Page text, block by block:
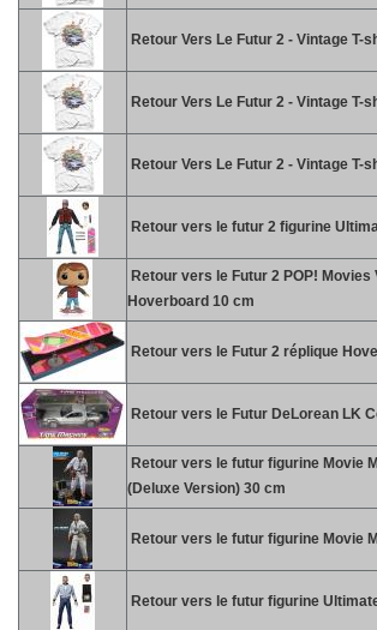
Retour Vers Le Futur 2 - Vintage T-
Retour Vers Le Futur 2 - Vintage T-
Retour Vers Le Futur 2 - Vintage T-
Retour vers le futur 2 figurine
Retour vers le Futur 2 POP!
Hoverboard 10 cm
Retour vers le Futur 2 réplique
Retour vers le Futur DeLorean LK
Retour vers le futur figurine Movie
(Deluxe Version) 30 cm
Retour vers le futur figurine Movie
Retour vers le futur figurine